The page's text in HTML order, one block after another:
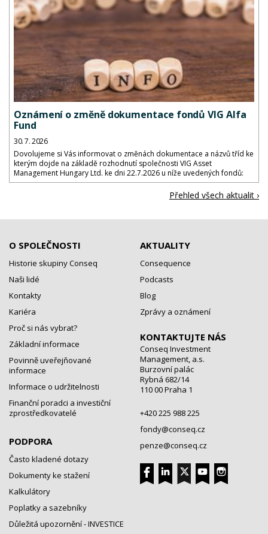
Oznámení o změně dokumentace fondů VIG Alfa
Fund
30. 7. 2026
Dovolujeme si Vás informovat o změnách dokumentace a názvů tříd ke
kterým dojde na základě rozhodnutí společnosti VIG Asset
Management Hungary Ltd. ke dni 22.7.2026 u níže uvedených fondů:
Přehled všech aktualit ›
O SPOLEČNOSTI
Historie skupiny Conseq
Naši lidé
Kontakty
Kariéra
Proč si nás vybrat?
Základní informace
Povinně uveřejňované
informace
Informace o udržitelnosti
Finanční poradci a investiční
zprostředkovatelé
PODPORA
Často kladené dotazy
Dokumenty ke stažení
Kalkulátory
Poplatky a sazebníky
Důležitá upozornění - INVESTICE
AKTUALITY
Consequence
Podcasts
Blog
Zprávy a oznámení
KONTAKTUJTE NÁS
Conseq Investment
Management, a.s.
Burzovní palác
Rybná 682/14
110 00 Praha 1
+420 225 988 225
fondy@conseq.cz
penze@conseq.cz